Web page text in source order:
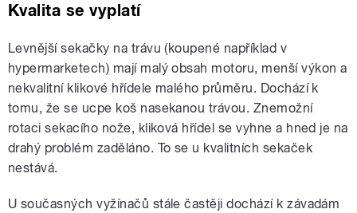
Kvalita se vyplatí
Levnější sekačky na trávu (koupené například v
hypermarketech) mají malý obsah motoru, menší výkon a
nekvalitní klikové hřídele malého průměru. Dochází k
tomu, že se ucpe koš nasekanou trávou. Znemožní
rotaci sekacího nože, kliková hřídel se vyhne a hned je na
drahý problém zaděláno. To se u kvalitních sekaček
nestává.
U současných vyžínačů stále častěji dochází k závadám